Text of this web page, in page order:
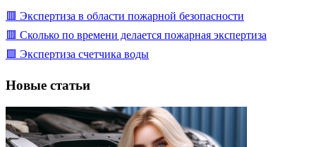
🟥 Экспертиза в области пожарной безопасности
🟥 Сколько по времени делается пожарная экспертиза
🟩 Экспертиза счетчика воды
Новые статьи